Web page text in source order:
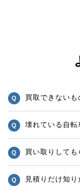
買取できないも
壊れている自転
買い取りしても
見積りだけ知